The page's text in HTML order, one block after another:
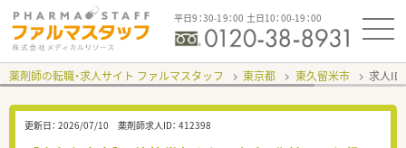
平日9：30-19：00 土日10：00-19：00
薬剤師の転職・求人サイト ファルマスタッフ 東京都 東久留米市 求人ID
更新日： 2026/07/10 薬剤師求人ID： 412398